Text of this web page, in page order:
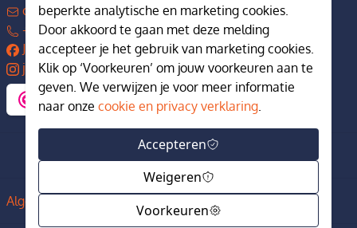
contact@justanotherstore.nl
+31 73 644 7405
JustAnotherStore
justanotherstore.nl
Algemene voorwaarden Privacy en cookiebeleid
beperkte analytische en marketing cookies.
Door akkoord te gaan met deze melding
accepteer je het gebruik van marketing cookies.
Klik op ‘Voorkeuren’ om jouw voorkeuren aan te
geven. We verwijzen je voor meer informatie
naar onze cookie en privacy verklaring.
Accepteren
Weigeren
Voorkeuren